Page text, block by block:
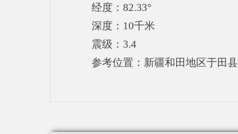
经度：82.33°
深度：10千米
震级：3.4
参考位置：新疆和田地区于田县